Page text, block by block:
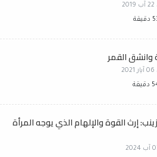
وانشق القمر
إرث القوة والإلهام الذي يوجه المرأة